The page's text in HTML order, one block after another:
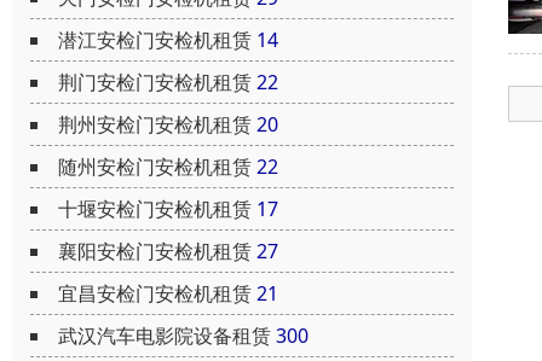
潜江安检门安检机租赁 14
荆门安检门安检机租赁22
荆州安检门安检机租赁20
随州安检门安检机租赁22
十堰安检门安检机租赁 17
襄阳安检门安检机租赁27
宜昌安检门安检机租赁21
武汉汽车电影院设备租赁300